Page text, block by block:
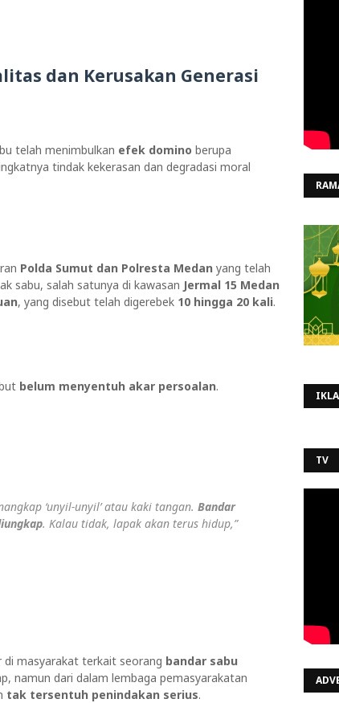
dan Kerusakan Generasi
telah menimbulkan efek domino berupa
tindak kekerasan dan degradasi moral
Polda Sumut dan Polresta Medan yang telah
sabu, salah satunya di kawasan Jermal 15 Medan
, yang disebut telah digerebek 10 hingga 20 kali.
belum menyentuh akar persoalan.
‘unyil-unyil’ atau kaki tangan. Bandar
. Kalau tidak, lapak akan terus hidup,”
di masyarakat terkait seorang bandar sabu
namun dari dalam lembaga pemasyarakatan
tak tersentuh penindakan serius.
TV